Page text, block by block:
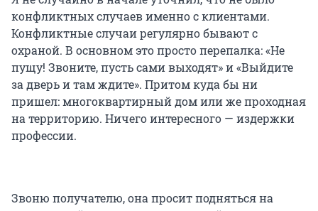
конфликтных случаев именно с клиентами.
Конфликтные случаи регулярно бывают с
охраной. В основном это просто перепалка: «Не
пущу! Звоните, пусть сами выходят» и «Выйдите
за дверь и там ждите». Притом куда бы ни
пришел: многоквартирный дом или же проходная
на территорию. Ничего интересного — издержки
профессии.
Звоню получателю, она просит подняться на